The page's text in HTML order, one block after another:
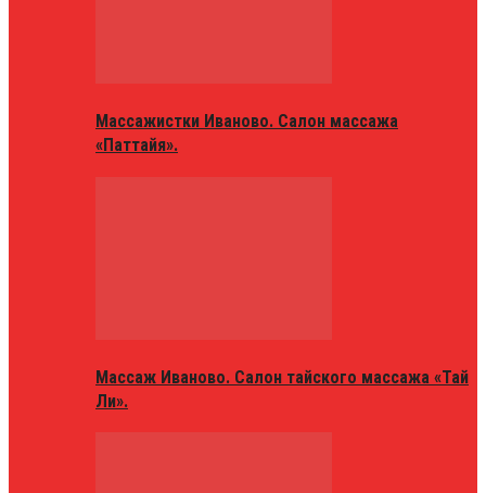
Массажистки Иваново. Салон массажа
«Паттайя».
Массаж Иваново. Салон тайского массажа «Тай
Ли».